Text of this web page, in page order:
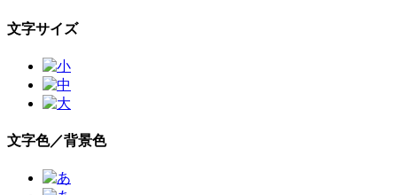
文字サイズ
文字色／背景色